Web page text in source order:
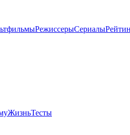
РежиссерыСериалы
ЖизньТесты